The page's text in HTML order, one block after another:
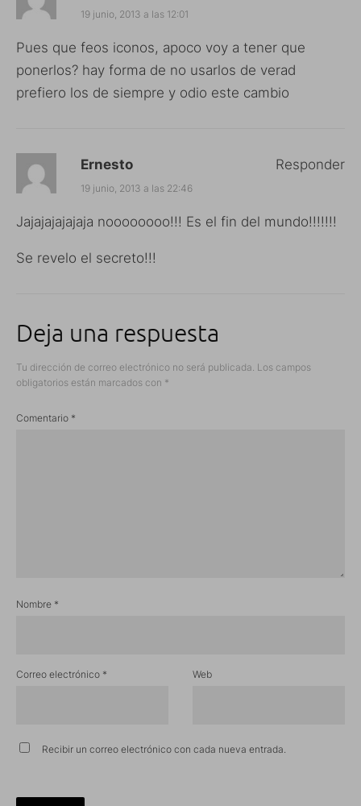
19 junio, 2013 a las 12:01
Pues que feos iconos, apoco voy a tener que
ponerlos? hay forma de no usarlos de verad
prefiero los de siempre y odio este cambio
Ernesto
19 junio, 2013 a las 22:46
Jajajajajajaja noooooooo!!! Es el fin del mundo!!!!!!!
Se revelo el secreto!!!
Responder
Deja una respuesta
Tu dirección de correo electrónico no será publicada. Los campos
obligatorios están marcados con *
Comentario *
Nombre *
Correo electrónico * Web
Recibir un correo electrónico con cada nueva entrada.